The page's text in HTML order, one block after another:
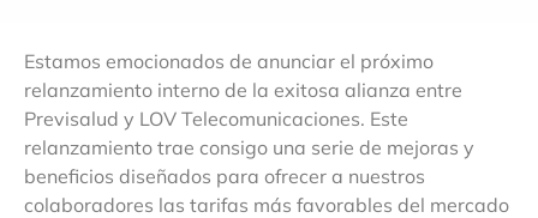
Estamos emocionados de anunciar el próximo
relanzamiento interno de la exitosa alianza entre
Previsalud y LOV Telecomunicaciones. Este
relanzamiento trae consigo una serie de mejoras y
beneficios diseñados para ofrecer a nuestros
colaboradores las tarifas más favorables del mercado